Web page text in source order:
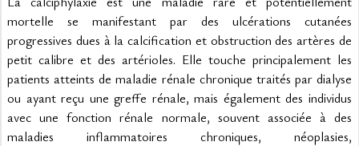
mortelle se manifestant par des ulcérations cutanées
progressives dues à la calcification et obstruction des artères de
petit calibre et des artérioles. Elle touche principalement les
patients atteints de maladie rénale chronique traités par dialyse
ou ayant reçu une greffe rénale, mais également des individus
avec une fonction rénale normale, souvent associée à des
maladies inflammatoires chroniques, néoplasies,